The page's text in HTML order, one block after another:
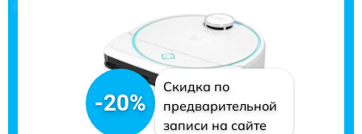
-20%
Скидка по
предварительной
записи на сайте